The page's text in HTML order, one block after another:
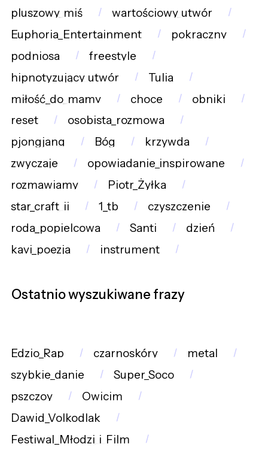
pluszowy_miś
wartościowy_utwór
Euphoria_Entertainment
pokraczny
podniosa
freestyle
hipnotyzujący_utwór
Tulia
miłość_do_mamy
choce
obniki
reset
osobista_rozmowa
pjongjang
Bóg
krzywda
zwyczaje
opowiadanie_inspirowane
rozmawiamy
Piotr_Żyłka
star_craft_ii
1_tb
czyszczenie
roda_popielcowa
Santi
dzień
kavi_poezja
instrument
Ostatnio wyszukiwane frazy
Edzio_Rap czarnoskóry
metal
szybkie_danie
Super_Soco
pszczoy
Owicim
Dawid_Volkodlak
Festiwal_Młodzi_i_Film